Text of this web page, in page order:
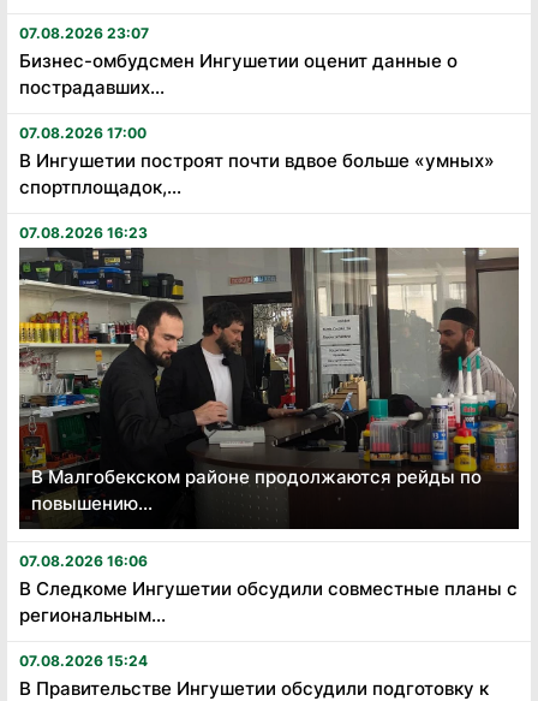
07.08.2026 23:07
Бизнес-омбудсмен Ингушетии оценит данные о
пострадавших...
07.08.2026 17:00
В Ингушетии построят почти вдвое больше «умных»
спортплощадок,...
07.08.2026 16:23
В Малгобекском районе продолжаются рейды по
повышению...
07.08.2026 16:06
В Следкоме Ингушетии обсудили совместные планы с
региональным...
07.08.2026 15:24
В Правительстве Ингушетии обсудили подготовку к